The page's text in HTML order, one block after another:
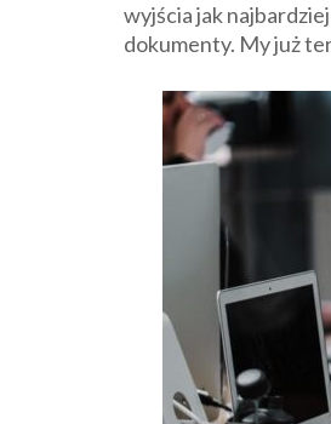
wyjścia jak
dokumenty. My już